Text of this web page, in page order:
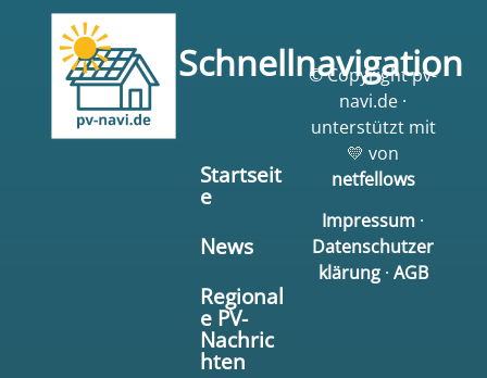
Schnellnavigation
Startseit
e
News
Regional
e PV-
Nachric
hten
© Copyright pv-
navi.de ·
unterstützt mit
💛 von
netfellows
Impressum ·
Datenschutzer
klärung· AGB